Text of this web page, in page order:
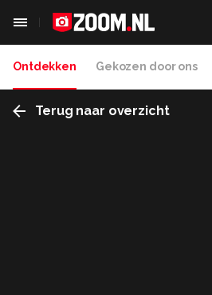
Ontdekken Gekozen door ons
Terug naar overzicht